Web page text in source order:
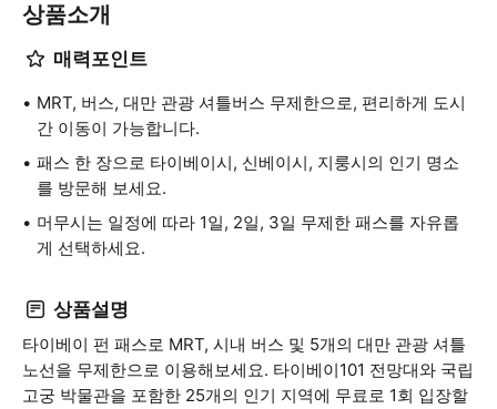
상품소개
매력포인트
MRT, 버스, 대만 관광 셔틀버스 무제한으로, 편리하게 도시
간 이동이 가능합니다.
패스 한 장으로 타이베이시, 신베이시, 지룽시의 인기 명소
를 방문해 보세요.
머무시는 일정에 따라 1일, 2일, 3일 무제한 패스를 자유롭
게 선택하세요.
상품설명
타이베이 펀 패스로 MRT, 시내 버스 및 5개의 대만 관광 셔틀
노선을 무제한으로 이용해보세요. 타이베이101 전망대와 국립
고궁 박물관을 포함한 25개의 인기 지역에 무료로 1회 입장할